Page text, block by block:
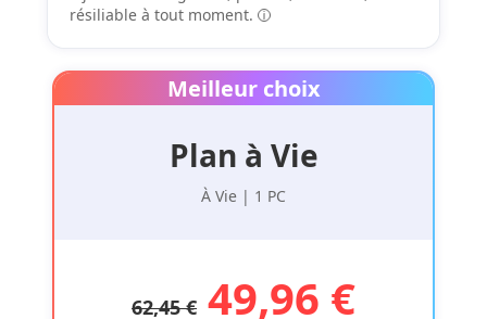
résiliable à tout moment.
Meilleur choix
Plan à Vie
À Vie | 1 PC
62,45 € 49,96 €